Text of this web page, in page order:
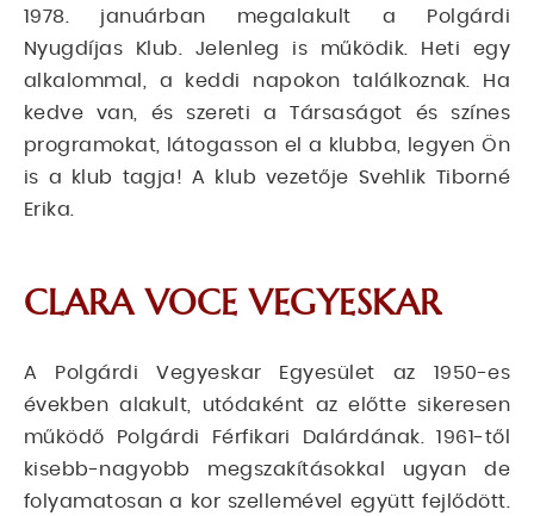
1978. januárban megalakult a Polgárdi
Nyugdíjas Klub. Jelenleg is működik. Heti egy
alkalommal, a keddi napokon találkoznak. Ha
kedve van, és szereti a Társaságot és színes
programokat, látogasson el a klubba, legyen Ön
is a klub tagja! A klub vezetője Svehlik Tiborné
Erika.
CLARA VOCE VEGYESKAR
A Polgárdi Vegyeskar Egyesület az 1950-es
években alakult, utódaként az előtte sikeresen
működő Polgárdi Férfikari Dalárdának. 1961-től
kisebb-nagyobb megszakításokkal ugyan de
folyamatosan a kor szellemével együtt fejlődött.